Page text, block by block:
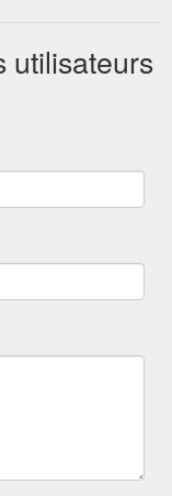
utilisateurs